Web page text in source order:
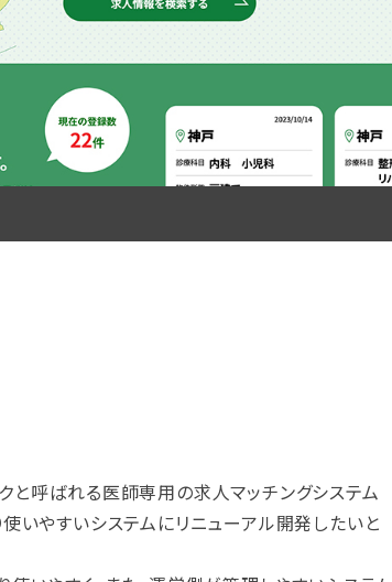
と呼ばれる医師専用の求人マッチングシステム
いやすいシステムにリニューアル開発したいと